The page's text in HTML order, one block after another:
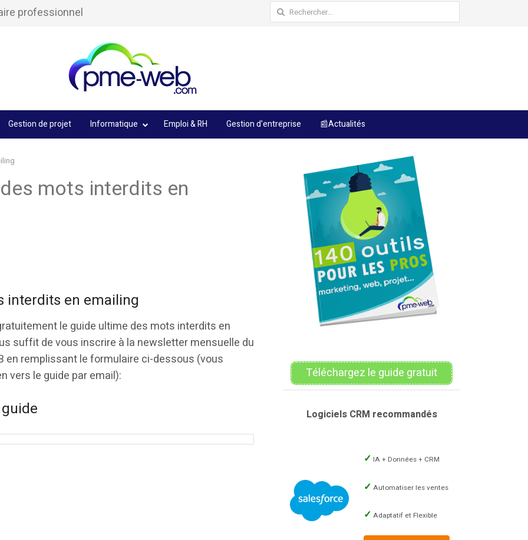
professionnel Rechercher :
Gestion de projet Informatique Emploi & RH Gestion d’entreprise 📰Actualités
mots interdits en
interdits en emailing
le guide ultime des mots interdits en
suffit de vous inscrire à la newsletter mensuelle du
en remplissant le formulaire ci-dessous (vous
vers le guide par email):
Téléchargez le guide gratuit
Logiciels CRM recommandés
IA + Données + CRM
Automatiser les ventes
Adaptatif et Flexible